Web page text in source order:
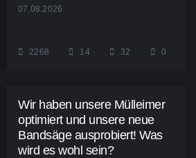
07.08.2026
2268 14 32 0
Wir haben unsere Mülleimer
optimiert und unsere neue
Bandsäge ausprobiert! Was
wird es wohl sein?